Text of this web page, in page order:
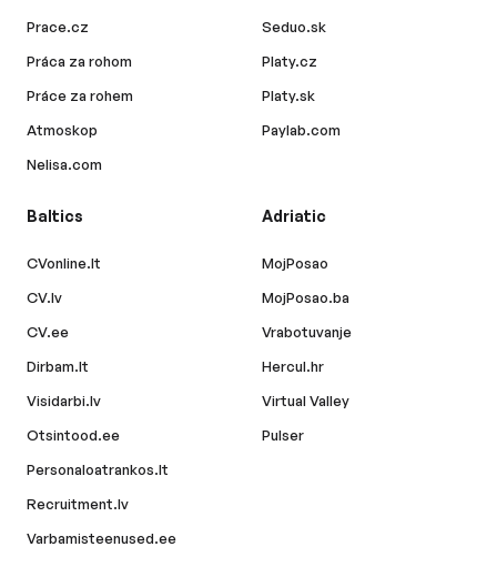
Prace.cz
Práca za rohom
Práce za rohem
Atmoskop
Nelisa.com
Seduo.sk
Platy.cz
Platy.sk
Paylab.com
Baltics
CVonline.lt
CV.lv
CV.ee
Dirbam.lt
Visidarbi.lv
Otsintood.ee
Personaloatrankos.lt
Recruitment.lv
Varbamisteenused.ee
Adriatic
MojPosao
MojPosao.ba
Vrabotuvanje
Hercul.hr
Virtual Valley
Pulser